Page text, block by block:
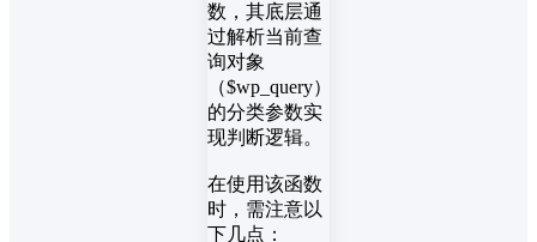
数，其底层通
过解析当前查
询对象
（$wp_query）
的分类参数实
现判断逻辑。
在使用该函数
时，需注意以
下几点：